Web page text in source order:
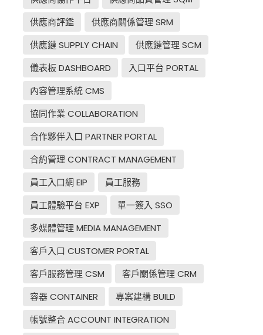
供應商評鑑
供應商關係管理 SRM
供應鏈 SUPPLY CHAIN
供應鏈管理 SCM
儀表板 DASHBOARD
入口平台 PORTAL
內容管理系統 CMS
協同作業 COLLABORATION
合作夥伴入口 PARTNER PORTAL
合約管理 CONTRACT MANAGEMENT
員工入口網 EIP
員工服務
員工體驗平台 EXP
單一簽入 SSO
多媒體管理 MEDIA MANAGEMENT
客戶入口 CUSTOMER PORTAL
客戶服務管理 CSM
客戶關係管理 CRM
容器 CONTAINER
專案建構 BUILD
帳號整合 ACCOUNT INTEGRATION